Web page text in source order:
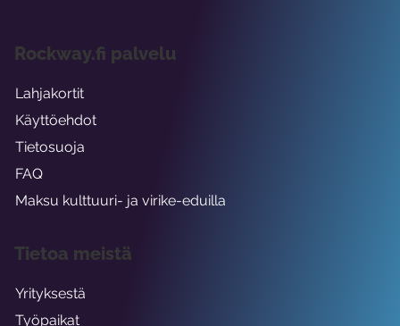
Rockway.fi palvelu
Lahjakortit
Käyttöehdot
Tietosuoja
FAQ
Maksu kulttuuri- ja virike-eduilla
Tietoa meistä
Yrityksestä
Työpaikat